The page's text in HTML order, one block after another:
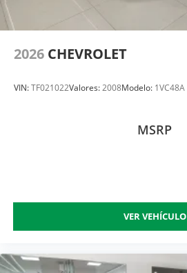
2026 CHEVROLET
VIN:TF021022Valores:2008Modelo: 1VC48A
MSRP
VER VEHÍCULO